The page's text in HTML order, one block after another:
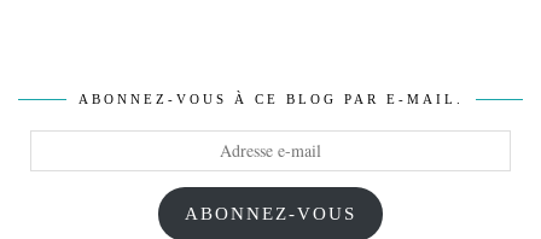
ABONNEZ-VOUS À CE BLOG PAR E-MAIL.
ABONNEZ-VOUS